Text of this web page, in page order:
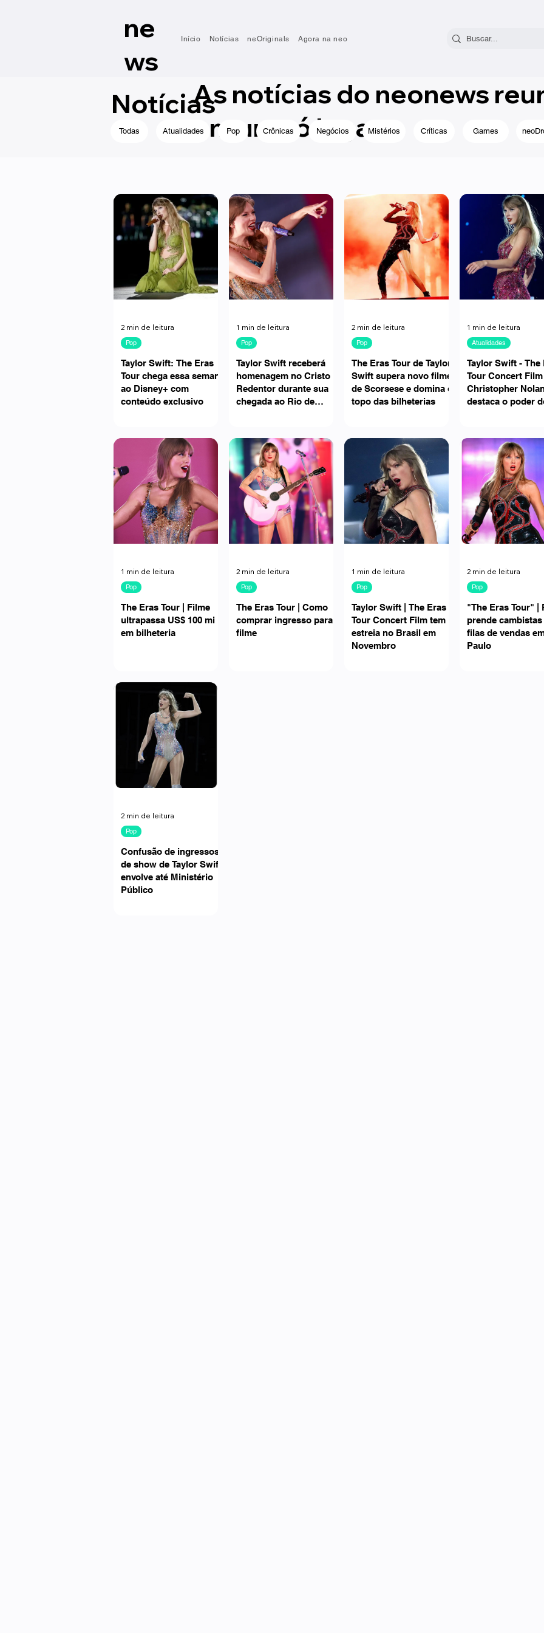
ne
ws
Início Notícias neOriginals Agora na neo
Taylor Swift: The Eras
Tour chega essa semana
ao Disney+ com
conteúdo exclusivo
Pop
2 min de leitura
Taylor Swift receberá
homenagem no Cristo
Redentor durante sua
chegada ao Rio de
Pop
1 min de leitura
The Eras Tour de Taylor
Swift supera novo filme
de Scorsese e domina o
topo das bilheterias
Pop
2 min de leitura
Taylor Swift - The
Tour Concert Film |
Christopher
destaca o poder
Atualidades
1 min de leitura
The Eras Tour | Filme
ultrapassa US$ 100 mi
em bilheteria
Pop
1 min de leitura
The Eras Tour | Como
comprar ingresso para o
filme
Pop
2 min de leitura
Taylor Swift | The Eras
Tour Concert Film tem
estreia no Brasil em
Novembro
Pop
1 min de leitura
"The Eras Tour" |
prende cambistas
filas de vendas
Paulo
Pop
2 min de leitura
Confusão de ingressos
de show de Taylor Swift
envolve até Ministério
Público
Pop
2 min de leitura
NotíciasAs notícias do neonews
em um só lugar.
Todas Atualidades Pop Crônicas Negócios Mistérios Críticas Games